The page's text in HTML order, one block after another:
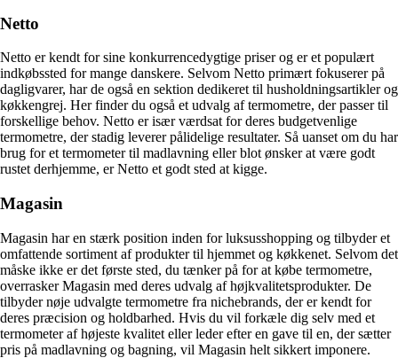
Netto
Netto er kendt for sine konkurrencedygtige priser og er et populært
indkøbssted for mange danskere. Selvom Netto primært fokuserer på
dagligvarer, har de også en sektion dedikeret til husholdningsartikler og
køkkengrej. Her finder du også et udvalg af termometre, der passer til
forskellige behov. Netto er især værdsat for deres budgetvenlige
termometre, der stadig leverer pålidelige resultater. Så uanset om du har
brug for et termometer til madlavning eller blot ønsker at være godt
rustet derhjemme, er Netto et godt sted at kigge.
Magasin
Magasin har en stærk position inden for luksusshopping og tilbyder et
omfattende sortiment af produkter til hjemmet og køkkenet. Selvom det
måske ikke er det første sted, du tænker på for at købe termometre,
overrasker Magasin med deres udvalg af højkvalitetsprodukter. De
tilbyder nøje udvalgte termometre fra nichebrands, der er kendt for
deres præcision og holdbarhed. Hvis du vil forkæle dig selv med et
termometer af højeste kvalitet eller leder efter en gave til en, der sætter
pris på madlavning og bagning, vil Magasin helt sikkert imponere.